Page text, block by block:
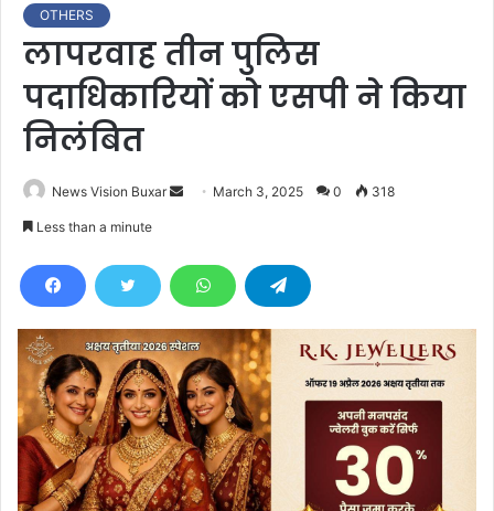
OTHERS
लापरवाह तीन पुलिस
पदाधिकारियों को एसपी ने किया
निलंबित
News Vision Buxar
d
e
m
a
i
l
March 3, 2025 0 318
Less than a minute